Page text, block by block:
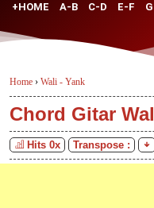
+HOME A-B C-D E-F
Home › Wali - Yank
Chord Gitar
Hits 0x Transpose :